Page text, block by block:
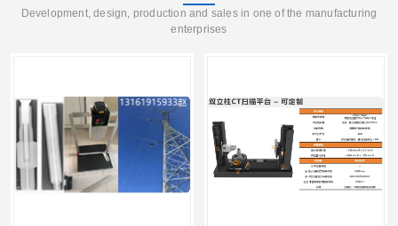
Development, design, production and sales in one of the manufacturing
enterprises